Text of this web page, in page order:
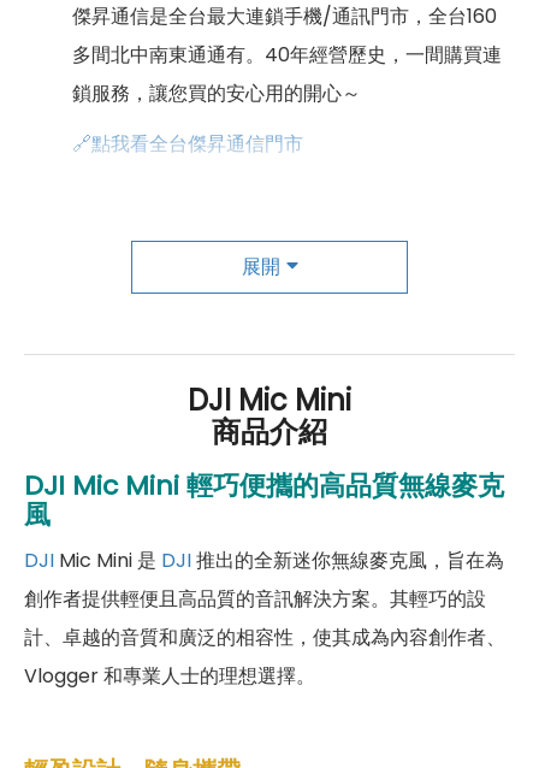
傑昇通信是全台最大連鎖手機/通訊門市，全台160
多間北中南東通通有。40年經營歷史，一間購買連
鎖服務，讓您買的安心用的開心～
🔗點我看全台傑昇通信門市
傑昇尊榮會員除了可以「消費集點兌換商品」，每半
年還有「200元配件購物金」，每年再送「VIP生日
展開
DJI Mic Mini
商品介紹
DJI Mic Mini 輕巧便攜的高品質無線麥克
風
DJI Mic Mini 是 DJI推出的全新迷你無線麥克風，旨在為
創作者提供輕便且高品質的音訊解決方案。其輕巧的設
計、卓越的音質和廣泛的相容性，使其成為內容創作者、
Vlogger 和專業人士的理想選擇。